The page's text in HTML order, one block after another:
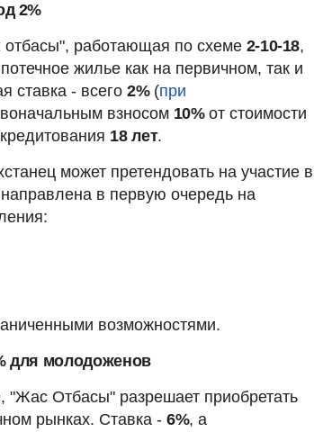
2%
работающая по схеме 2-10-18,
жилье как на первичном, так и
ставка - всего 2% (при
взносом 10%от стоимости
18 лет.
может претендовать на участие в
в первую очередь на
возможностями.
для молодоженов
Отбасы" разрешает приобретать
рынках. Ставка - 6%, а